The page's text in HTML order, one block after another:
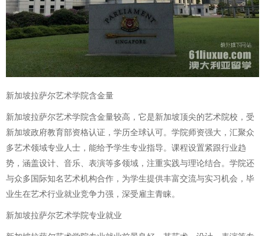
新加坡拉萨尔艺术学院含金量
新加坡拉萨尔艺术学院含金量较高，它是新加坡顶尖的艺术院校，受
新加坡政府教育部资格认证，学历全球认可。学院师资强大，汇聚众
多艺术领域专业人士，能给予学生专业指导。课程设置紧跟行业趋
势，涵盖设计、音乐、表演等多领域，注重实践与理论结合。学院还
与众多国际知名艺术机构合作，为学生提供丰富交流与实习机会，毕
业生在艺术行业就业竞争力强，深受雇主青睐。
新加坡拉萨尔艺术学院专业就业